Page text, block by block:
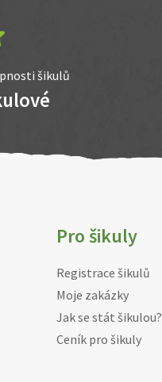
šikulů
Pro šikuly
Registrace šikulů
Moje zakázky
Jak se stát šikulou?
Ceník pro šikuly